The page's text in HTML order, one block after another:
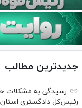
جدیدترین مطالب
رسیدگی به مشکلات
رئیس‌کل دادگستری استان